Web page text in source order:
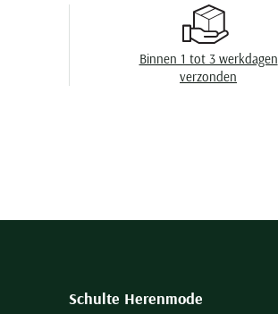
Borstzak
Wasvoorschriften
Binnen 1 tot 3 werkdagen
verzonden
Schulte Herenmode